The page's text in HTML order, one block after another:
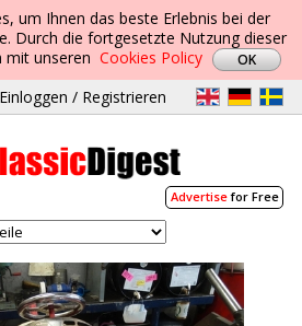
um Ihnen das beste Erlebnis bei der
Durch die fortgesetzte Nutzung dieser
mit unseren Cookies Policy
Einloggen / Registrieren
Advertisefor Free